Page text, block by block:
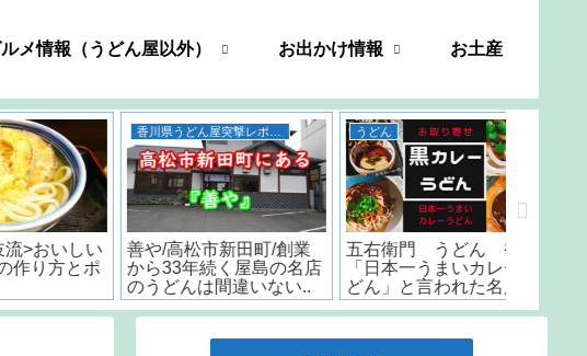
メ情報（うどん屋以外） お出かけ情報 お土産
いしい
とポ
香川県うどん屋突撃レポート
善や/高松市新田町/創業
から33年続く屋島の名店
のうどんは間違いない..
うどん
五右衛門 うどん 香川/
「日本一うまいカレーう
どん」と言われた名店の
味をお取り寄せ
天ぷら